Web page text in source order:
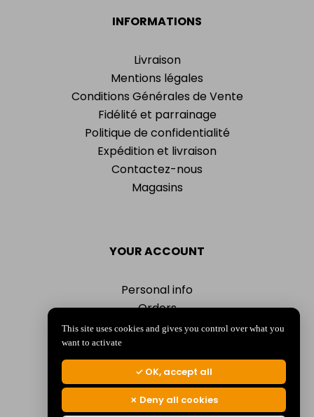
INFORMATIONS
Livraison
Mentions légales
Conditions Générales de Vente
Fidélité et parrainage
Politique de confidentialité
Expédition et livraison
Contactez-nous
Magasins
YOUR ACCOUNT
Personal info
Orders
Addresses
My alerts
This site uses cookies and gives you control over what you
want to activate
OK, accept all
Deny all cookies